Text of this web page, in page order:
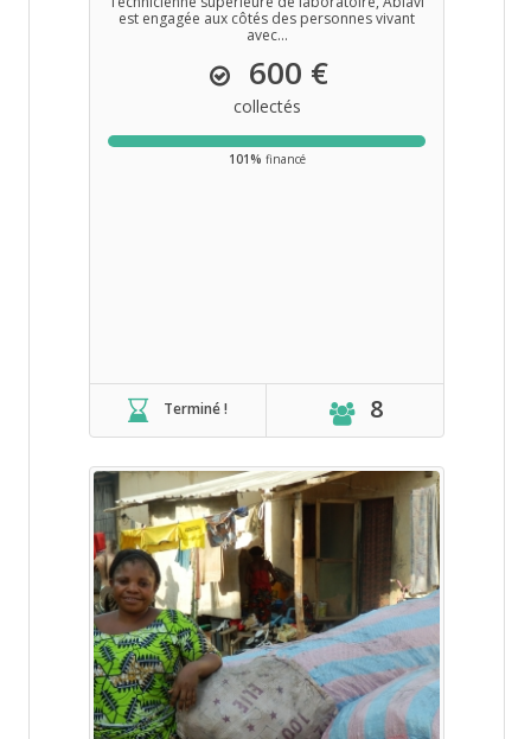
est engagée aux côtés des personnes vivant
avec...
600 €
collectés
101% financé
Terminé ! 8